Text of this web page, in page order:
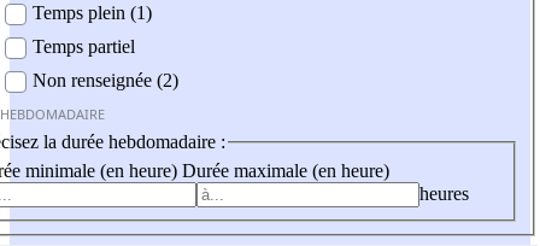
Temps plein (1)
Temps partiel
Non renseignée (2)
la durée hebdomadaire :
minimale (en heure) Durée maximale (en heure)
heures